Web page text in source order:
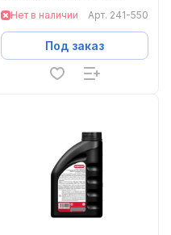
Grease 0,1 л DDE 241-550
Нет в наличии Арт. 241-550
Под заказ